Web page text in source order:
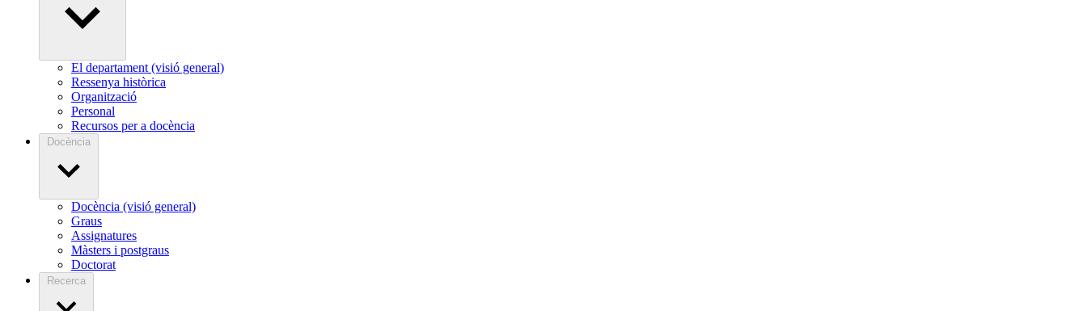
El departament (visió general)
Ressenya històrica
Organització
Personal
Recursos per a docència
Docència
Docència (visió general)
Graus
Assignatures
Màsters i postgraus
Doctorat
Recerca